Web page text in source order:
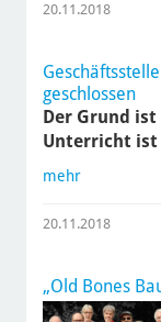
20.11.2018
geschlossen
Der Grund
Unterricht
mehr
20.11.2018
„Old Bones